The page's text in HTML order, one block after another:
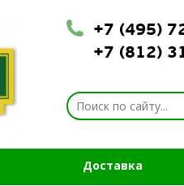
+7 (495)
+7 (812)
Доставка